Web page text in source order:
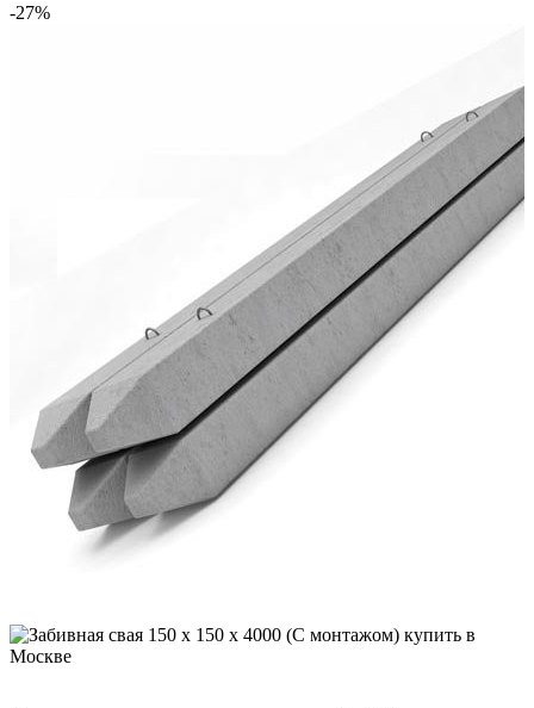
-27%